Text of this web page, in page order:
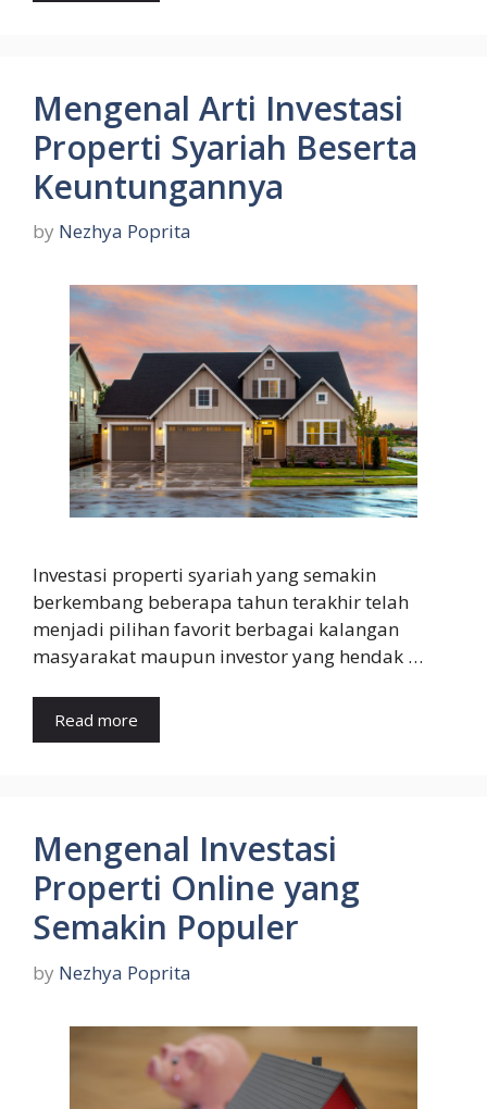
Mengenal Arti Investasi
Properti Syariah Beserta
Keuntungannya
by Nezhya Poprita
Investasi properti syariah yang semakin
berkembang beberapa tahun terakhir telah
menjadi pilihan favorit berbagai kalangan
masyarakat maupun investor yang hendak …
Read more
Mengenal Investasi
Properti Online yang
Semakin Populer
by Nezhya Poprita